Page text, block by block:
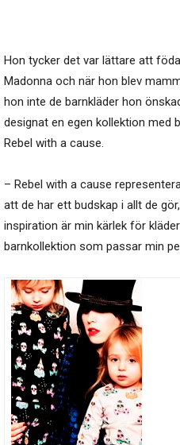
Hon tycker det var lättare att
Madonna och när hon blev
hon inte de barnkläder hon
designat en egen kollektion med
Rebel with a cause.
– Rebel with a cause
att de har ett budskap i allt de
inspiration är min kärlek för
barnkollektion som passar min